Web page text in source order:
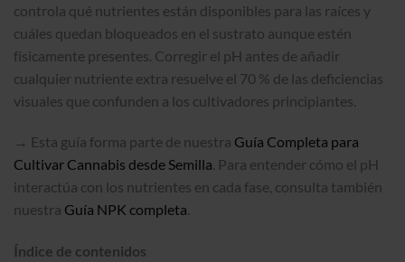
controla qué nutrientes están disponibles para las raíces y
cuáles quedan bloqueados en el sustrato aunque estén
físicamente presentes. Corregir el pH antes de añadir
cualquier nutriente extra resuelve el 70 % de las deficiencias
visuales que confunden a los cultivadores principiantes.
→ Esta guía forma parte de nuestra Guía Completa para
Cultivar Cannabis desde Semilla. Para entender cómo el pH
interactúa con los nutrientes en cada fase, consulta también
nuestra Guía NPK completa.
Índice de contenidos